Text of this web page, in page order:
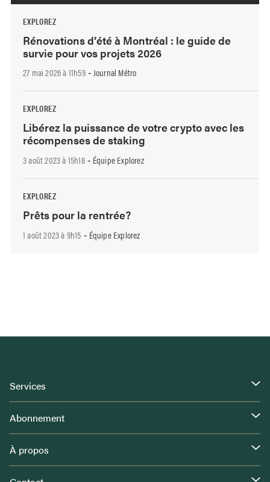
EXPLOREZ
Rénovations d’été à Montréal : le guide de
survie pour vos projets 2026
27 mai 2026 à 11h59- Journal Métro
EXPLOREZ
Libérez la puissance de votre crypto avec les
récompenses de staking
3 août 2023 à 15h18- Équipe Explorez
EXPLOREZ
Prêts pour la rentrée?
1 août 2023 à 9h15 - Équipe Explorez
Services
Abonnement
À propos